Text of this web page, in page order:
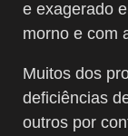
e exagerado
morno e com
Muitos dos
deficiências
outros por